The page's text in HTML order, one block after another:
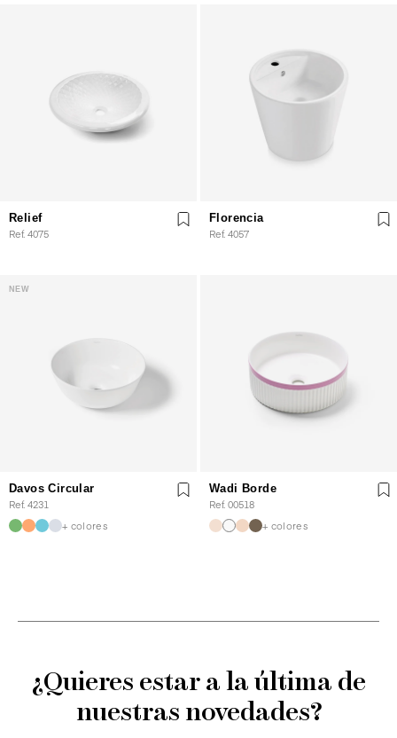
Relief
Ref. 4075
Florencia
Ref. 4057
NEW
Davos Circular
Ref. 4231
+ colores
Wadi Borde
Ref. 00518
+ colores
¿Quieres estar a la última de
nuestras novedades?